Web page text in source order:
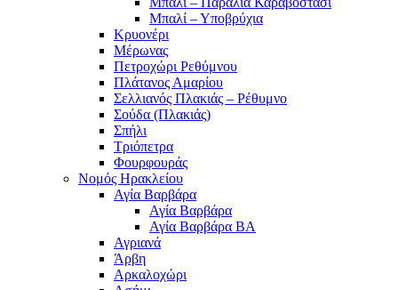
Μπαλί – Υποβρύχια
Κρυονέρι
Μέρωνας
Πετροχώρι Ρεθύμνου
Πλάτανος Αμαρίου
Σελλιανός Πλακιάς – Ρέθυμνο
Σούδα (Πλακιάς)
Σπήλι
Τριόπετρα
Φουρφουράς
Νομός Ηρακλείου
Αγία Βαρβάρα
Αγία Βαρβάρα
Αγία Βαρβάρα ΒΑ
Αγριανά
Άρβη
Αρκαλοχώρι